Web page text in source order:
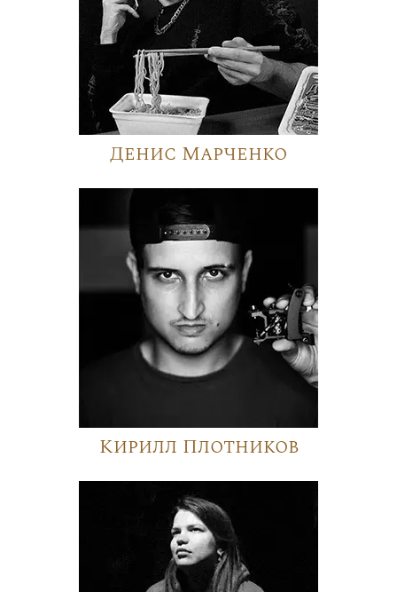
Денис Марченко
Кирилл Плотников